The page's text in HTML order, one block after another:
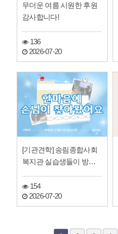
무더운 여름 시원한 후원
감사합니다!
136
2026-07-20
[기관견학] 송림종합사회
복지관 실습생들이 방문
154
2026-07-20